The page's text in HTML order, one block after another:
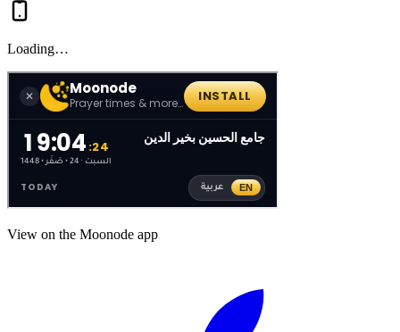
Loading…
View on the Moonode app